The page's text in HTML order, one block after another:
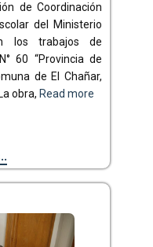
de Coordinación
del Ministerio
los trabajos de
60 “Provincia de
de El Chañar,
obra, Read more